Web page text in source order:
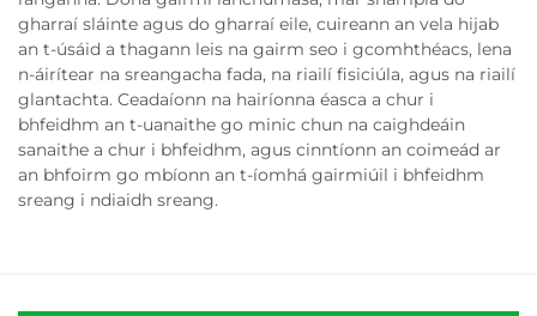
gharraí sláinte agus do gharraí eile, cuireann an vela hijab
an t-úsáid a thagann leis na gairm seo i gcomhthéacs, lena
n-áirítear na sreangacha fada, na riailí fisiciúla, agus na riailí
glantachta. Ceadaíonn na hairíonna éasca a chur i
bhfeidhm an t-uanaithe go minic chun na caighdeáin
sanaithe a chur i bhfeidhm, agus cinntíonn an coimeád ar
an bhfoirm go mbíonn an t-íomhá gairmiúil i bhfeidhm
sreang i ndiaidh sreang.